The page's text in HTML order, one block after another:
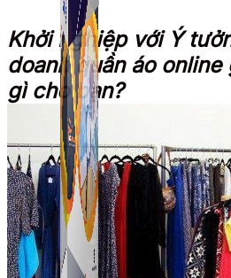
Simple Tikdown
Công cụ giúp bạn tải video
nhanh chóng.
Khởi nghiệp với Ý
doanh quần áo
gì cho bạn?